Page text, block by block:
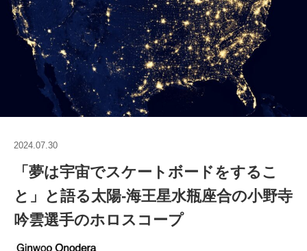
2024.07.30
「夢は宇宙でスケートボードをするこ
と」と語る太陽-海王星水瓶座合の小野寺
吟雲選手のホロスコープ